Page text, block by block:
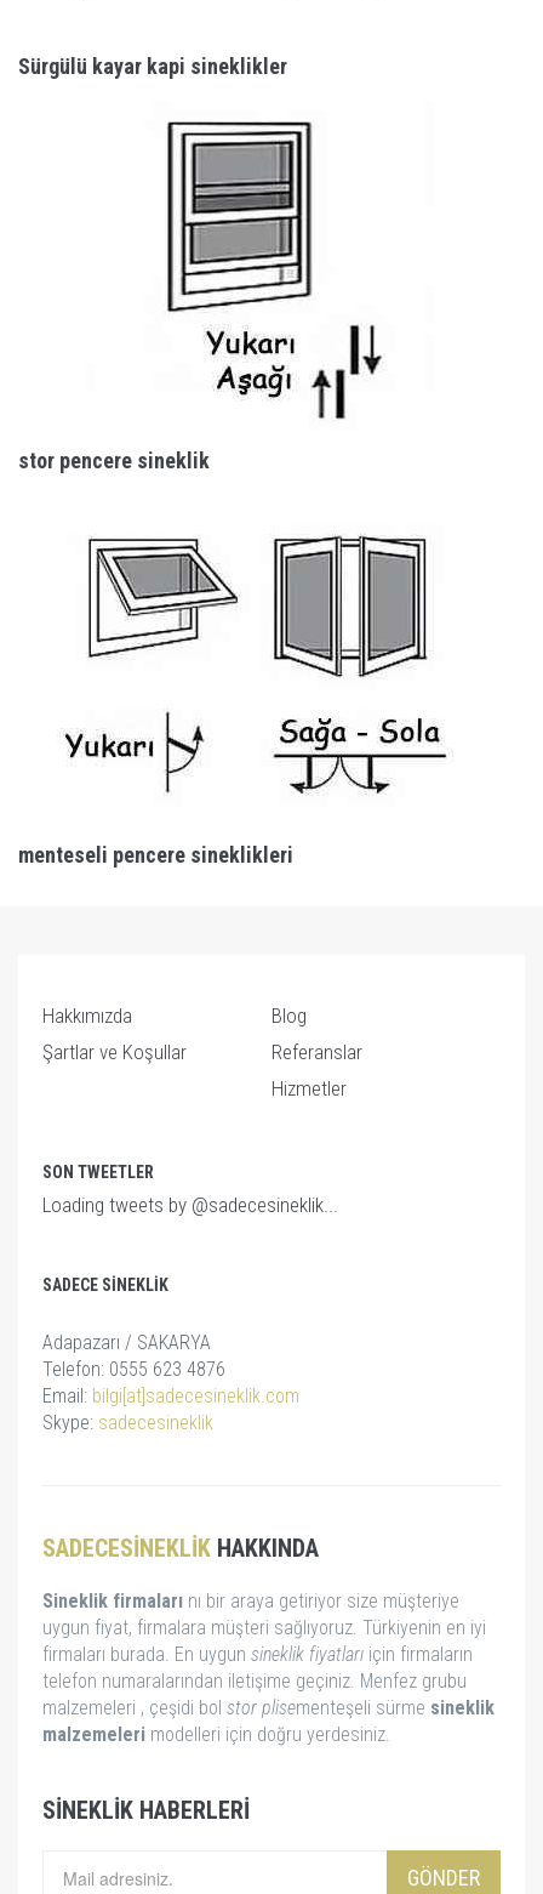
Sürgülü kayar kapi sineklikler
stor pencere sineklik
menteseli pencere sineklikleri
Hakkımızda
Şartlar ve Koşullar
Blog
Referanslar
Hizmetler
SON TWEETLER
Loading tweets by @sadecesineklik...
SADECE SINEKLIK
Adapazarı / SAKARYA
Telefon: 0555 623 4876
Email: bilgi[at]sadecesineklik.com
Skype: sadecesineklik
SADECESINEKLIK HAKKINDA
Sineklik firmaları nı bir araya getiriyor size müşteriye
uygun fiyat, firmalara müşteri sağlıyoruz. Türkiyenin en iyi
firmaları burada. En uygun sineklik fiyatları için firmaların
telefon numaralarından iletişime geçiniz. Menfez grubu
malzemeleri , çeşidi bol stor plisementeşeli sürme sineklik
malzemeleri modelleri için doğru yerdesiniz.
SINEKLIK HABERLERI
GÖNDER